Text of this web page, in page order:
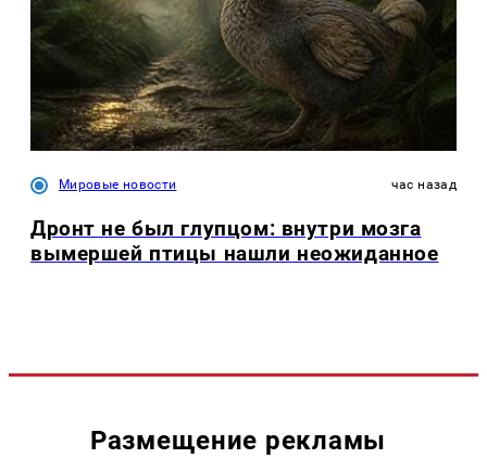
Мировые новости час назад
Дронт не был глупцом: внутри мозга
вымершей птицы нашли неожиданное
Размещение рекламы